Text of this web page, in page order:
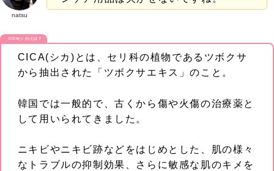
natsu
CICA(シカ)とは？
CICA(シカ)とは、セリ科の植物であるツボクサ
から抽出された「ツボクサエキス」のこと。
韓国では一般的で、古くから傷や火傷の治療薬と
して用いられてきました。
ニキビやニキビ跡などをはじめとした、肌の様々
なトラブルの抑制効果、さらに敏感な肌のキメを